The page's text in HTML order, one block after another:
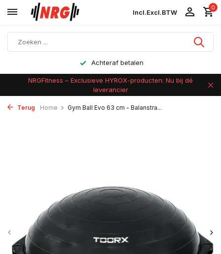
Incl.Excl.BTW
0
Achteraf betalen
NRGFitness – Exclusieve HYROX-producten: Nu bij dé
leverancier
Terug Home Gym Ball Evo 63 cm - Balanstra...